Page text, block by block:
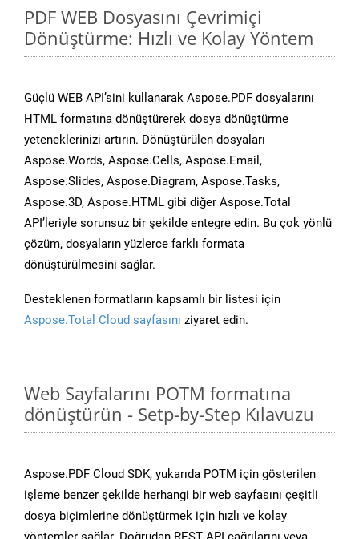
PDF WEB Dosyasını Çevrimiçi
Dönüştürme: Hızlı ve Kolay Yöntem
Güçlü WEB API’sini kullanarak Aspose.PDF dosyalarını
HTML formatına dönüştürerek dosya dönüştürme
yeteneklerinizi artırın. Dönüştürülen dosyaları
Aspose.Words, Aspose.Cells, Aspose.Email,
Aspose.Slides, Aspose.Diagram, Aspose.Tasks,
Aspose.3D, Aspose.HTML gibi diğer Aspose.Total
API’leriyle sorunsuz bir şekilde entegre edin. Bu çok yönlü
çözüm, dosyaların yüzlerce farklı formata
dönüştürülmesini sağlar.
Desteklenen formatların kapsamlı bir listesi için
Aspose.Total Cloud sayfasını ziyaret edin.
Web Sayfalarını POTM formatına
dönüştürün - Setp-by-Step Kılavuzu
Aspose.PDF Cloud SDK, yukarıda POTM için gösterilen
işleme benzer şekilde herhangi bir web sayfasını çeşitli
dosya biçimlerine dönüştürmek için hızlı ve kolay